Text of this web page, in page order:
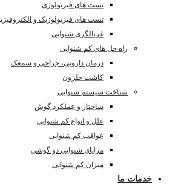
تست های فیزیولوژی
تست های فیزیولوژیک و
غربالگری شنوایی
راه حل های کم شنوایی
درمان دارویی، جراحی و سمعک
کاشت حلزون
شناخت سیستم شنوایی
ساختار و عملکرد گوش
علل و انواع کم شنوایی
عواقب کم شنوایی
مزایای شنوایی دو گوشی
میزان کم شنوایی
خدمات ما